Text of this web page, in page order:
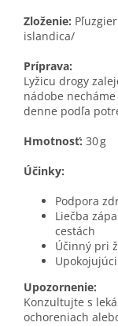
Zloženie:
islandica/
Príprava:
Lyžicu drogy
nádobe
denne podľa
Hmotnosť: 30 g
Účinky:
Podpora
Liečba
cestách
Účinný pri
Upozornenie:
Konzultujte s
ochoreniach